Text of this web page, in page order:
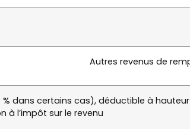
Autres revenus de
% dans certains cas), déductible à
à l’impôt sur le revenu